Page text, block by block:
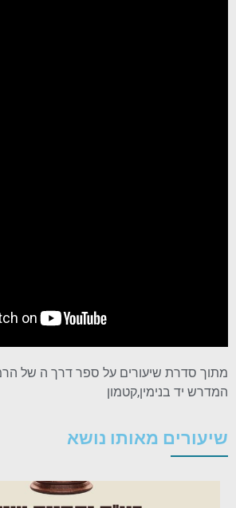
מתוך סדרת שיעורים על ספר דרך ה של
המדרש יד בנימין,קטמון
שיעורים מאותו נושא